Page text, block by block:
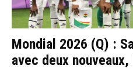
Mondial 2026 (Q) :
avec deux